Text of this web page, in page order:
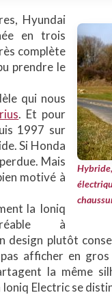
Hyundai
en trois
complète
prendre le
qui nous
. Et pour
1997 sur
Si Honda
Mais
motivé à
la Ioniq
à
design plutôt
afficher en
la même
Electric se